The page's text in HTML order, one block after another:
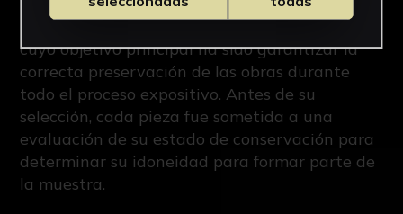
profesionales de la conservación-restauración,
cuyo objetivo principal ha sido garantizar la
correcta preservación de las obras durante
todo el proceso expositivo. Antes de su
selección, cada pieza fue sometida a una
evaluación de su estado de conservación para
determinar su idoneidad para formar parte de
la muestra.